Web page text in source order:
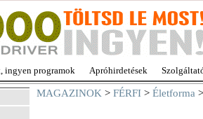
ingyen programok Apróhirdetések
MAGAZINOK > FÉRFI > Életforma